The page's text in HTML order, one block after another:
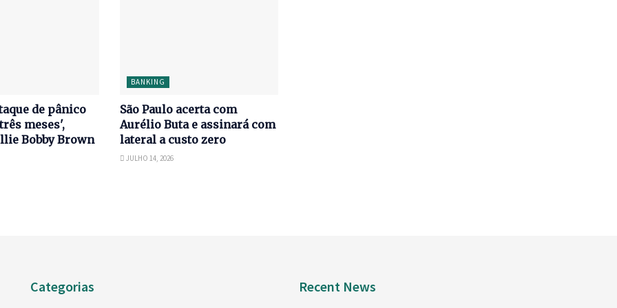
de pânico
meses',
Bobby Brown
BANKING
São Paulo acerta com
Aurélio Buta e assinará com
lateral a custo zero
JULHO 14, 2026
Categorias Recent News